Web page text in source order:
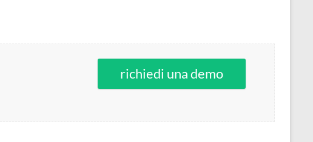
richiedi una demo